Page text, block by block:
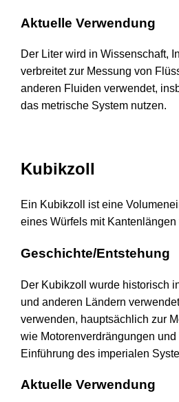
Aktuelle Verwendung
Der Liter wird in Wissenschaft,
verbreitet zur Messung von
anderen Fluiden verwendet,
das metrische System nutzen.
Kubikzoll
Ein Kubikzoll ist eine
eines Würfels mit
Geschichte/Entstehung
Der Kubikzoll wurde historisch
und anderen Ländern
verwenden, hauptsächlich zur
wie Motorenverdrängungen
Einführung des imperialen
Aktuelle Verwendung